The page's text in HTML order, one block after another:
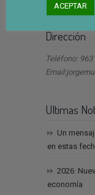
Dirección
Teléfono: 963
Ultimas
Un
en estas
2026:
economía
ACEPTAR